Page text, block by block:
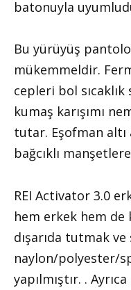
batonuyla
Bu yürüyüş
mükemmeldir.
cepleri bol sıcaklık
kumaş karışımı
tutar. Eşofman altı
bağcıklı
REI Activator 3.0
hem erkek hem de
dışarıda tutmak
naylon/polyester/
yapılmıştır. .